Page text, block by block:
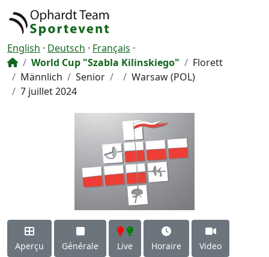
English · Deutsch · Français ·
World Cup "Szabla Kilinskiego"
Florett
Männlich
Senior
Warsaw (POL)
7 juillet 2024
Aperçu Générale Live Horaire Video